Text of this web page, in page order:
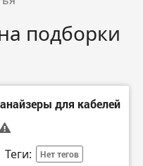
подборки
для кабелей
Теги: Нет тегов